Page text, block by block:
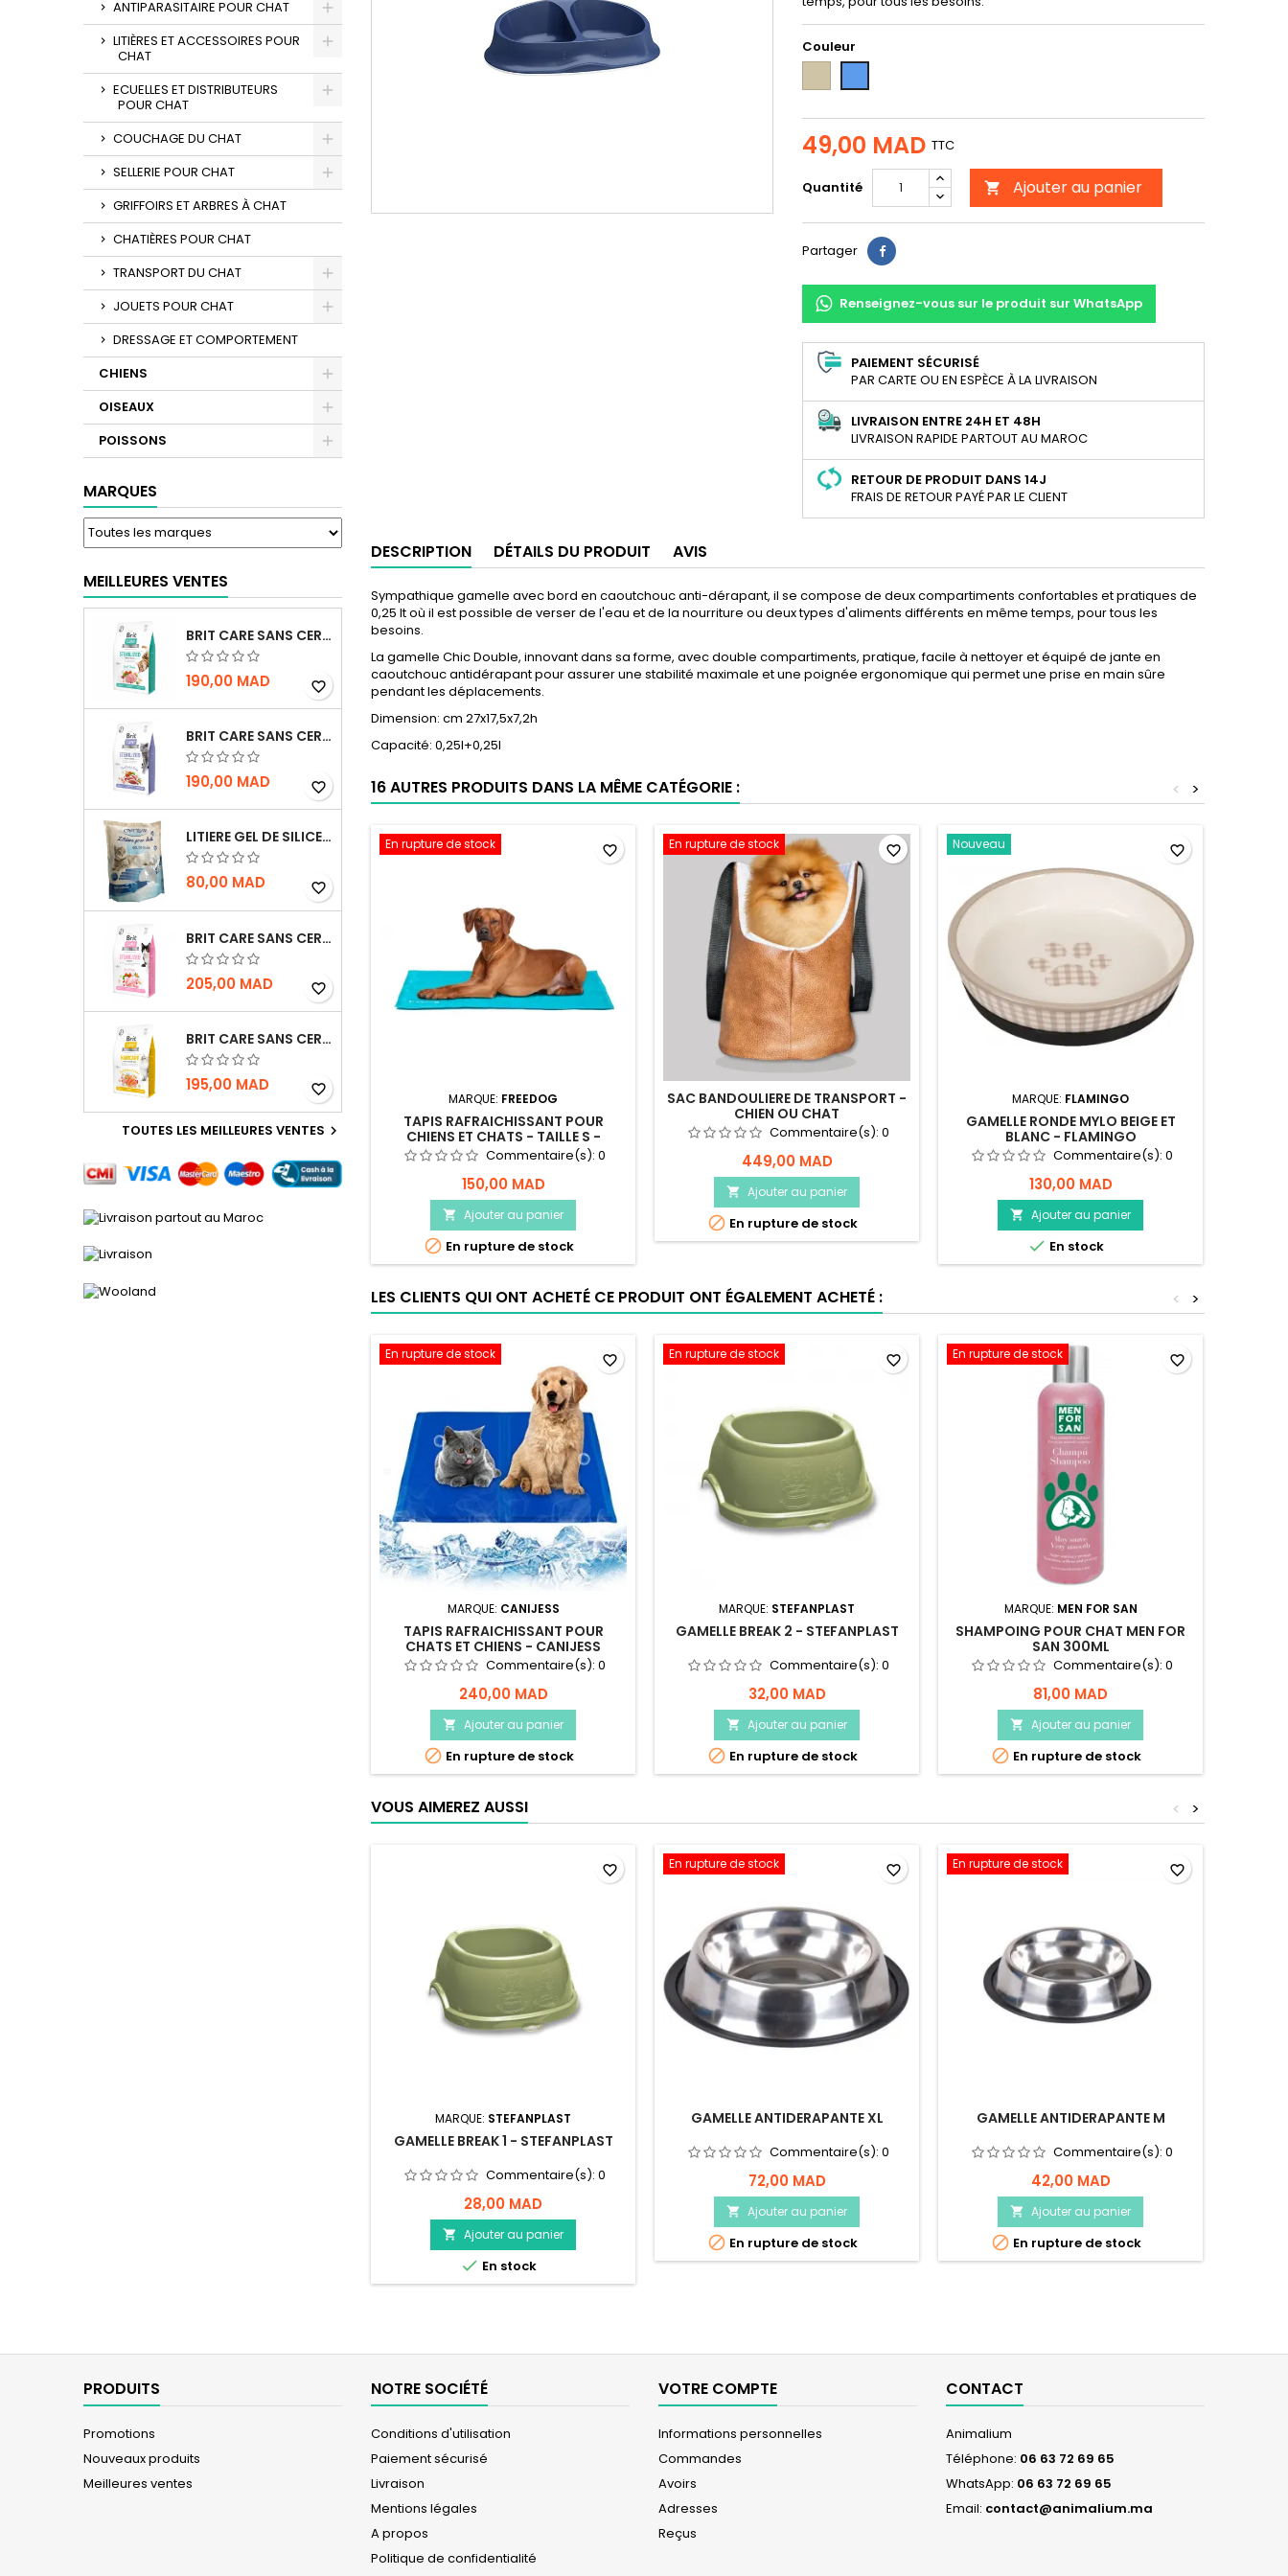
ANTIPARASITAIRE POUR CHAT
LITIÈRES ET ACCESSOIRES POUR
CHAT
ECUELLES ET DISTRIBUTEURS
POUR CHAT
COUCHAGE DU CHAT
SELLERIE POUR CHAT
GRIFFOIRS ET ARBRES À CHAT
CHATIÈRES POUR CHAT
TRANSPORT DU CHAT
JOUETS POUR CHAT
DRESSAGE ET COMPORTEMENT
CHIENS
OISEAUX
POISSONS
MARQUES
MEILLEURES VENTES
BRIT CARE SANS CEREALES STERILIZED URINARY HEALTH - CHAT
190,00 MAD favorite_border
BRIT CARE SANS CEREALES STERILIZED WEIGHT CONTROL - CHAT - 2KG
190,00 MAD favorite_border
LITIERE GEL DE SILICE - PARFUM OCEAN - CHAT BOTE - 3.8L
80,00 MAD favorite_border
BRIT CARE SANS CEREALES STERILIZED SENSITIVE - CHAT - 2KG
205,00 MAD favorite_border
BRIT CARE SANS CEREALES HAIRCARE HEALTHY AND SHINY COAT - POUR CHAT - 2KG
195,00 MAD favorite_border
TOUTES LES MEILLEURES VENTES 
Couleur
49,00 MAD TTC
Quantité  Ajouter au panier
Partager Partager
Renseignez-vous sur le produit sur WhatsApp
PAIEMENT SÉCURISÉ
PAR CARTE OU EN ESPÈCE À LA LIVRAISON
LIVRAISON ENTRE 24H ET 48H
LIVRAISON RAPIDE PARTOUT AU MAROC
RETOUR DE PRODUIT DANS 14J
FRAIS DE RETOUR PAYÉ PAR LE CLIENT
DESCRIPTION DÉTAILS DU PRODUIT AVIS
Sympathique gamelle avec bord en caoutchouc anti-dérapant, il se compose de deux compartiments confortables et pratiques de
0,25 lt où il est possible de verser de l'eau et de la nourriture ou deux types d'aliments différents en même temps, pour tous les
besoins.
La gamelle Chic Double, innovant dans sa forme, avec double compartiments, pratique, facile à nettoyer et équipé de jante en
caoutchouc antidérapant pour assurer une stabilité maximale et une poignée ergonomique qui permet une prise en main sûre
pendant les déplacements.
Dimension: cm 27x17,5x7,2h
Capacité: 0,25l+0,25l
16 AUTRES PRODUITS DANS LA MÊME CATÉGORIE : >
<
En rupture de stock
MARQUE: FREEDOG
TAPIS RAFRAICHISSANT POUR
CHIENS ET CHATS - TAILLE S -
FREEDOG
Commentaire(s): 0
150,00 MAD
 Ajouter au panier
 En rupture de stock
favorite_border En rupture de stock
SAC BANDOULIERE DE TRANSPORT -
CHIEN OU CHAT
Commentaire(s): 0
449,00 MAD
 Ajouter au panier
 En rupture de stock
favorite_border Nouveau
MARQUE: FLAMINGO
GAMELLE RONDE MYLO BEIGE ET
BLANC - FLAMINGO
Commentaire(s): 0
130,00 MAD
 Ajouter au panier
 En stock
favorite_border
LES CLIENTS QUI ONT ACHETÉ CE PRODUIT ONT ÉGALEMENT ACHETÉ : >
<
En rupture de stock
MARQUE: CANIJESS
TAPIS RAFRAICHISSANT POUR
CHATS ET CHIENS - CANIJESS
Commentaire(s): 0
240,00 MAD
 Ajouter au panier
 En rupture de stock
favorite_border En rupture de stock
MARQUE: STEFANPLAST
GAMELLE BREAK 2 - STEFANPLAST
Commentaire(s): 0
32,00 MAD
 Ajouter au panier
 En rupture de stock
favorite_border En rupture de stock
MARQUE: MEN FOR SAN
SHAMPOING POUR CHAT MEN FOR
SAN 300ML
Commentaire(s): 0
81,00 MAD
 Ajouter au panier
 En rupture de stock
favorite_border
VOUS AIMEREZ AUSSI >
<
MARQUE: STEFANPLAST
GAMELLE BREAK 1 - STEFANPLAST
Commentaire(s): 0
28,00 MAD
 Ajouter au panier
 En stock
favorite_border En rupture de stock
GAMELLE ANTIDERAPANTE XL
Commentaire(s): 0
72,00 MAD
 Ajouter au panier
 En rupture de stock
favorite_border En rupture de stock
GAMELLE ANTIDERAPANTE M
Commentaire(s): 0
42,00 MAD
 Ajouter au panier
 En rupture de stock
favorite_border
PRODUITS
Promotions
Nouveaux produits
Meilleures ventes
NOTRE SOCIÉTÉ
Conditions d'utilisation
Paiement sécurisé
Livraison
Mentions légales
A propos
Politique de confidentialité
VOTRE COMPTE
Informations personnelles
Commandes
Avoirs
Adresses
Reçus
CONTACT
Animalium
Téléphone: 06 63 72 69 65
WhatsApp: 06 63 72 69 65
Email: contact@animalium.ma